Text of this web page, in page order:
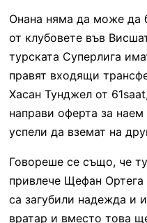
Онана няма да може да
от клубовете във
турската Суперлига
правят входящи
Хасан Тунджел от
направи оферта за
успели да вземат на
Говореше се също, че
привлече Щефан Ортега
са загубили надежда и
вратар и вместо това